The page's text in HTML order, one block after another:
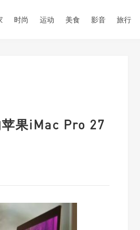
时尚 运动 美食 影音 旅行
果iMac Pro 27